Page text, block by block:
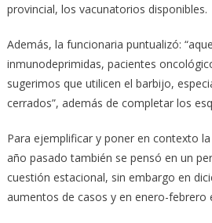
provincial, los vacunatorios disponibles.
Además, la funcionaria puntualizó:
inmunodeprimidas, pacientes
sugerimos que utilicen el barbijo,
cerrados”, además de completar los
Para ejemplificar y poner en contexto
año pasado también se pensó en un
cuestión estacional, sin embargo en
aumentos de casos y en enero-febrero